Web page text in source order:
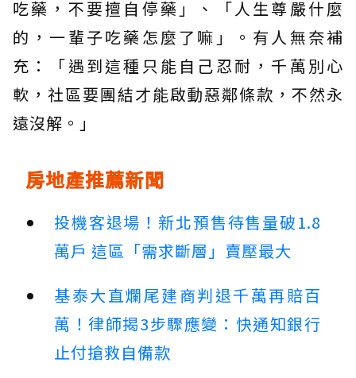
吃藥，不要擅自停藥」、「人生尊嚴什麼
的，一輩子吃藥怎麼了嘛」。有人無奈補
充：「遇到這種只能自己忍耐，千萬別心
軟，社區要團結才能啟動惡鄰條款，不然永
遠沒解。」
房地產推薦新聞
投機客退場！新北預售待售量破1.8
萬戶 這區「需求斷層」賣壓最大
基泰大直爛尾建商判退千萬再賠百
萬！律師揭3步驟應變：快通知銀行
止付搶救自備款